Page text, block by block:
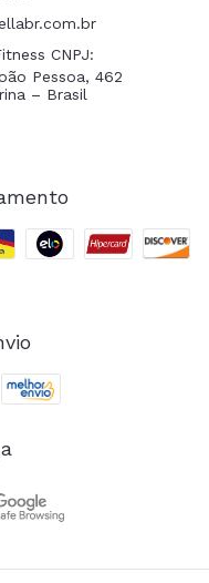
CNPJ:
Pessoa, 462
– Brasil